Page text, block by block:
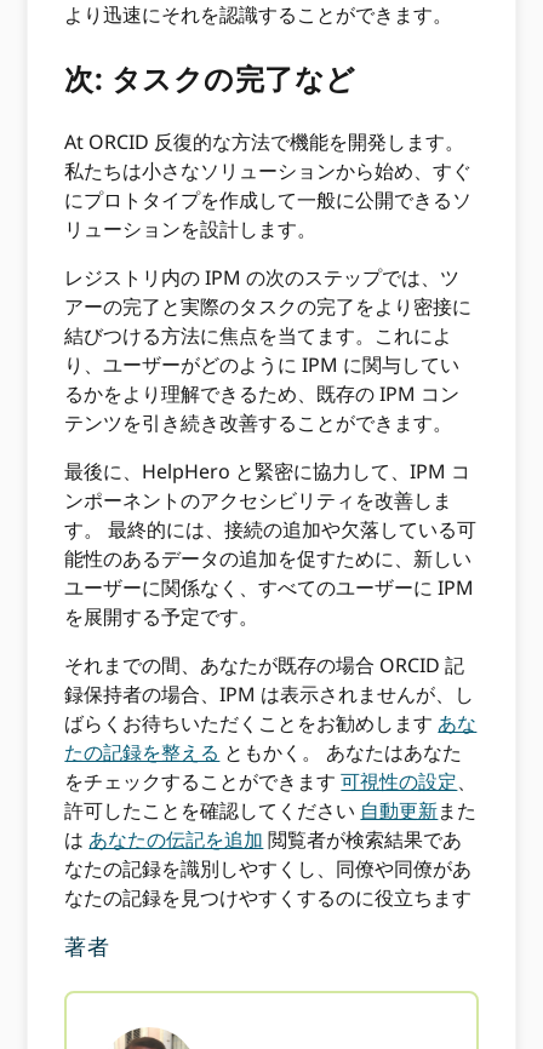
より迅速にそれを認識することができます。
次: タスクの完了など
At ORCID 反復的な方法で機能を開発します。
私たちは小さなソリューションから始め、すぐ
にプロトタイプを作成して一般に公開できるソ
リューションを設計します。
レジストリ内の IPM の次のステップでは、ツ
アーの完了と実際のタスクの完了をより密接に
結びつける方法に焦点を当てます。これによ
り、ユーザーがどのように IPM に関与してい
るかをより理解できるため、既存の IPM コン
テンツを引き続き改善することができます。
最後に、HelpHero と緊密に協力して、IPM コ
ンポーネントのアクセシビリティを改善しま
す。 最終的には、接続の追加や欠落している可
能性のあるデータの追加を促すために、新しい
ユーザーに関係なく、すべてのユーザーに IPM
を展開する予定です。
それまでの間、あなたが既存の場合 ORCID 記
録保持者の場合、IPM は表示されませんが、し
ばらくお待ちいただくことをお勧めします あな
たの記録を整える ともかく。 あなたはあなた
をチェックすることができます可視性の設定、
許可したことを確認してください 自動更新また
は あなたの伝記を追加 閲覧者が検索結果であ
なたの記録を識別しやすくし、同僚や同僚があ
なたの記録を見つけやすくするのに役立ちます
著者